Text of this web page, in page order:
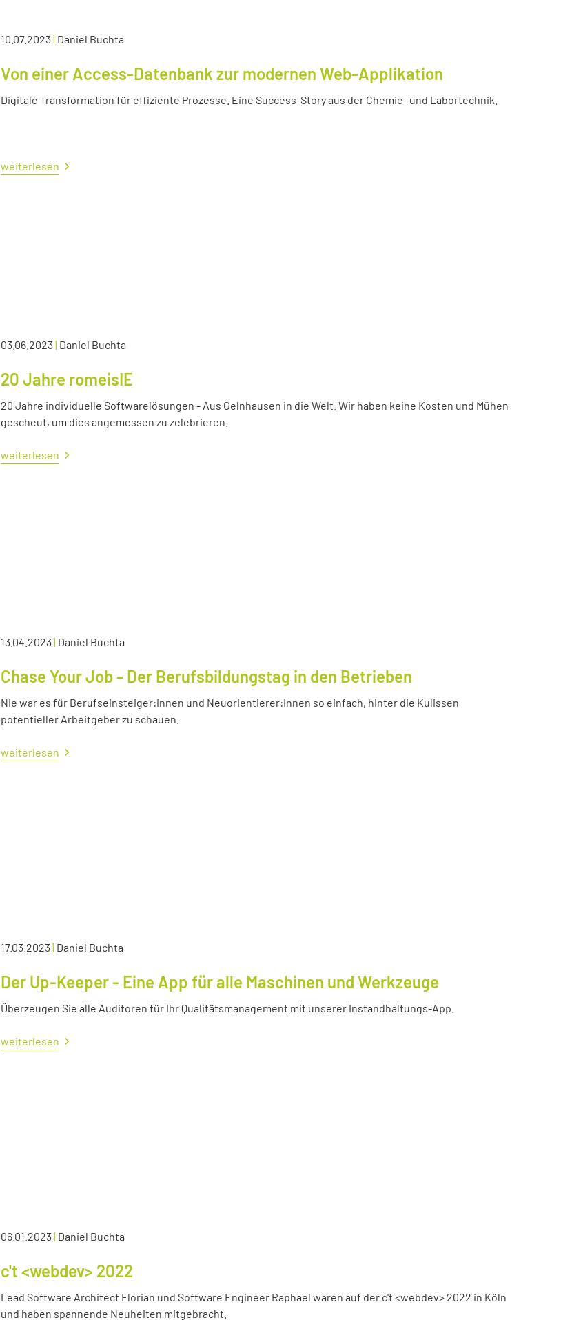
10.07.2023| Daniel Buchta
Von einer Access-Datenbank zur modernen Web-Applikation
Digitale Transformation für effiziente Prozesse. Eine Success-Story aus der Chemie- und Labortechnik.
weiterlesen
03.06.2023| Daniel Buchta
20 Jahre romeisIE
20 Jahre individuelle Softwarelösungen - Aus Gelnhausen in die Welt. Wir haben keine Kosten und Mühen
gescheut, um dies angemessen zu zelebrieren.
weiterlesen
13.04.2023| Daniel Buchta
Chase Your Job - Der Berufsbildungstag in den Betrieben
Nie war es für Berufseinsteiger:innen und Neuorientierer:innen so einfach, hinter die Kulissen
potentieller Arbeitgeber zu schauen.
weiterlesen
17.03.2023| Daniel Buchta
Der Up-Keeper - Eine App für alle Maschinen und Werkzeuge
Überzeugen Sie alle Auditoren für Ihr Qualitätsmanagement mit unserer Instandhaltungs-App.
weiterlesen
06.01.2023| Daniel Buchta
c't <webdev> 2022
Lead Software Architect Florian und Software Engineer Raphael waren auf der c't <webdev> 2022 in Köln
und haben spannende Neuheiten mitgebracht.